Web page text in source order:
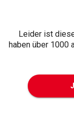
Leider ist
haben über 1000